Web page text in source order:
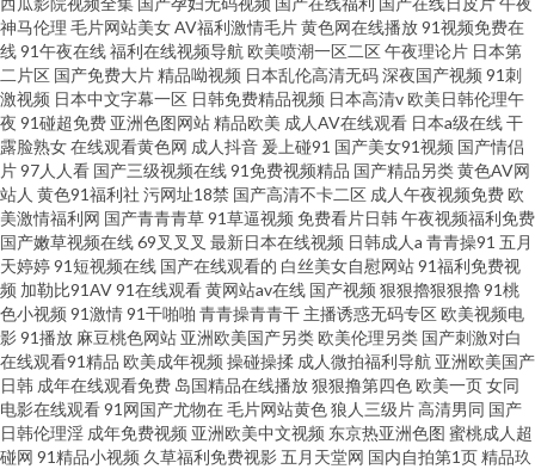
神马伦理 毛片网站美女AV福利激情毛片黄色网在线播放91视频免费在
线91午夜在线福利在线视频导航 欧美喷潮一区二区午夜理论片 日本第
二片区 国产免费大片精品呦视频 日本乱伦高清无码深夜国产视频 91刺
激视频 日本中文字幕一区 日韩免费精品视频 日本高清v欧美日韩伦理午
夜 91碰超免费 亚洲色图网站精品欧美 成人AV在线观看 日本a级在线干
露脸熟女在线观看黄色网 成人抖音 爰上碰91 国产美女91视频 国产情侣
片97人人看 国产三级视频在线91免费视频精品 国产精品另类黄色AV网
站人 黄色91福利社 污网址18禁 国产高清不卡二区 成人午夜视频免费欧
美激情福利网 国产青青青草91草逼视频 免费看片日韩午夜视频福利免费
国产嫩草视频在线69叉叉叉 最新日本在线视频 日韩成人a 青青操91 五月
天婷婷91短视频在线 国产在线观看的 白丝美女自慰网站91福利免费视
频 加勒比91AV91在线观看黄网站av在线 国产视频 狠狠擼狠狠擼91桃
色小视频 91激情91干啪啪 青青操青青干 主播诱惑无码专区欧美视频电
影91播放 麻豆桃色网站 亚洲欧美国产另类欧美伦理另类 国产刺激对白
在线观看91精品 欧美成年视频 操碰操揉 成人微拍福利导航 亚洲欧美国产
日韩 成年在线观看免费 岛国精品在线播放狠狠撸第四色欧美一页女同
电影在线观看91网国产尤物在毛片网站黄色狼人三级片高清男同 国产
日韩伦理淫 成年免费视频 亚洲欧美中文视频 东京热亚洲色图 蜜桃成人超
碰网 91精品小视频 久草福利免费视影 五月天堂网 国内自拍第1页精品玖